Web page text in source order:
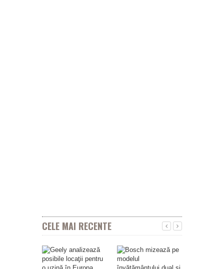
CELE MAI RECENTE